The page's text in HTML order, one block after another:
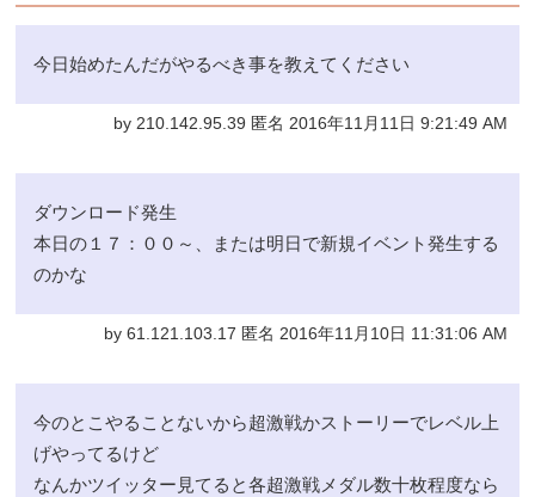
今日始めたんだがやるべき事を教えてください
by 210.142.95.39 匿名 2016年11月11日 9:21:49 AM
ダウンロード発生
本日の１７：００～、または明日で新規イベント発生する
のかな
by 61.121.103.17 匿名 2016年11月10日 11:31:06 AM
今のとこやることないから超激戦かストーリーでレベル上
げやってるけど
なんかツイッター見てると各超激戦メダル数十枚程度なら